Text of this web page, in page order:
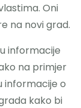
Oni
na novi grad.
informacije
na primjer
informacije o
kako bi